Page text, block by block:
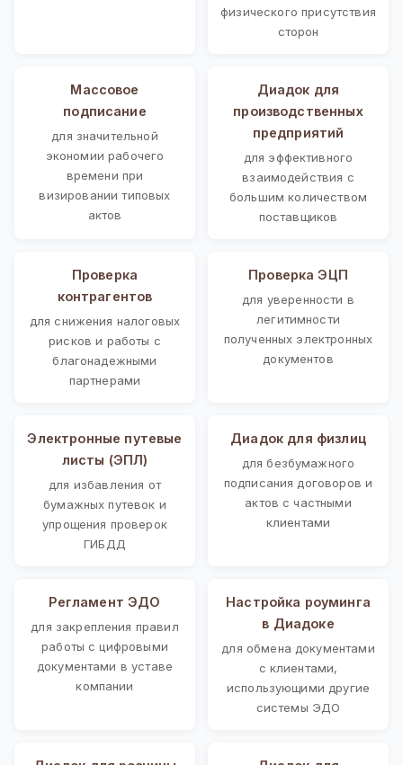
физического присутствия
сторон
Массовое
подписание
для значительной
экономии рабочего
времени при
визировании типовых
актов
Диадок для
производственных
предприятий
для эффективного
взаимодействия с
большим количеством
поставщиков
Проверка
контрагентов
для снижения налоговых
рисков и работы с
благонадежными
партнерами
Проверка ЭЦП
для уверенности в
легитимности
полученных электронных
документов
Электронные путевые
листы (ЭПЛ)
для избавления от
бумажных путевок и
упрощения проверок
ГИБДД
Диадок для физлиц
для безбумажного
подписания договоров и
актов с частными
клиентами
Регламент ЭДО
для закрепления правил
работы с цифровыми
документами в уставе
компании
Настройка роуминга
в Диадоке
для обмена документами
с клиентами,
использующими другие
системы ЭДО